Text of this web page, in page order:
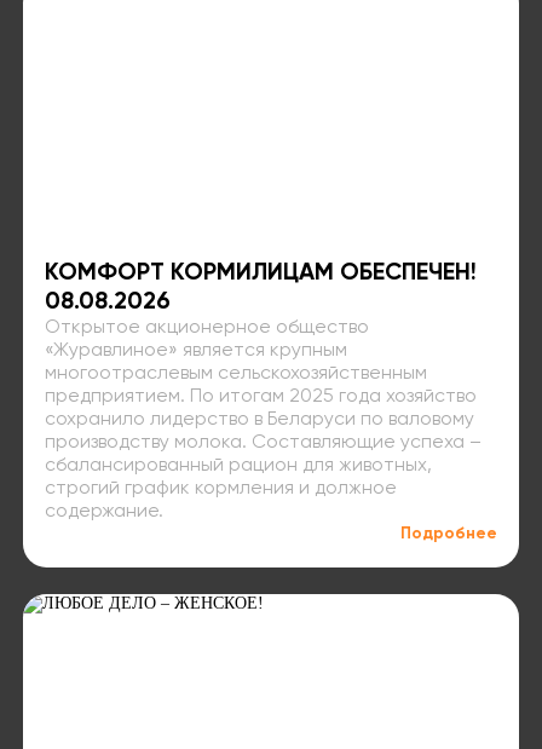
КОМФОРТ КОРМИЛИЦАМ ОБЕСПЕЧЕН!
08.08.2026
Открытое акционерное общество
«Журавлиное» является крупным
многоотраслевым сельскохозяйственным
предприятием. По итогам 2025 года хозяйство
сохранило лидерство в Беларуси по валовому
производству молока. Составляющие успеха –
сбалансированный рацион для животных,
строгий график кормления и должное
содержание.
Подробнее